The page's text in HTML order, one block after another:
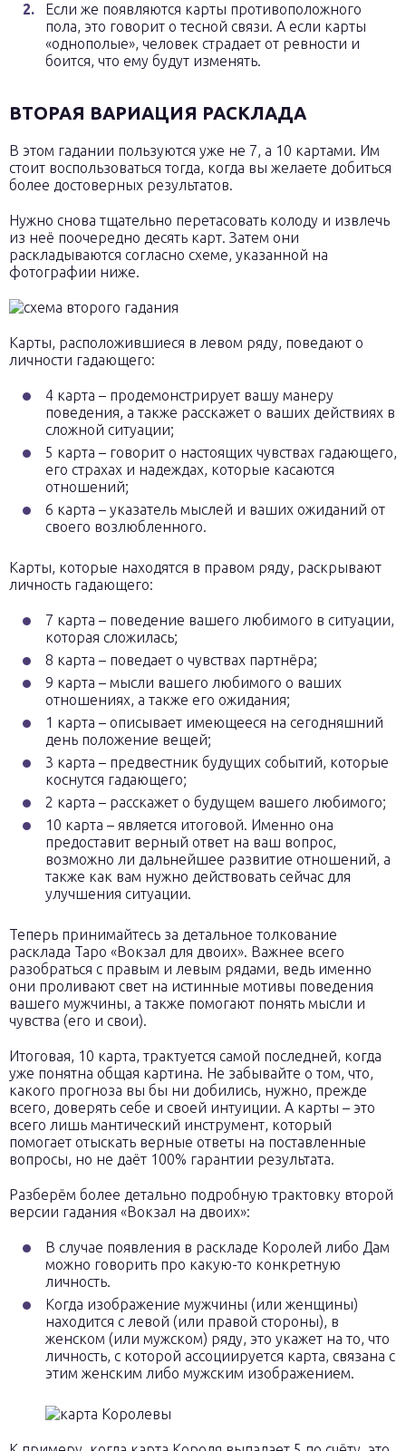
Если же появляются карты противоположного
пола, это говорит о тесной связи. А если карты
«однополые», человек страдает от ревности и
боится, что ему будут изменять.
ВТОРАЯ ВАРИАЦИЯ РАСКЛАДА
В этом гадании пользуются уже не 7, а 10 картами. Им
стоит воспользоваться тогда, когда вы желаете добиться
более достоверных результатов.
Нужно снова тщательно перетасовать колоду и извлечь
из неё поочередно десять карт. Затем они
раскладываются согласно схеме, указанной на
фотографии ниже.
Карты, расположившиеся в левом ряду, поведают о
личности гадающего:
4 карта – продемонстрирует вашу манеру
поведения, а также расскажет о ваших действиях в
сложной ситуации;
5 карта – говорит о настоящих чувствах гадающего,
его страхах и надеждах, которые касаются
отношений;
6 карта – указатель мыслей и ваших ожиданий от
своего возлюбленного.
Карты, которые находятся в правом ряду, раскрывают
личность гадающего:
7 карта – поведение вашего любимого в ситуации,
которая сложилась;
8 карта – поведает о чувствах партнёра;
9 карта – мысли вашего любимого о ваших
отношениях, а также его ожидания;
1 карта – описывает имеющееся на сегодняшний
день положение вещей;
3 карта – предвестник будущих событий, которые
коснутся гадающего;
2 карта – расскажет о будущем вашего любимого;
10 карта – является итоговой. Именно она
предоставит верный ответ на ваш вопрос,
возможно ли дальнейшее развитие отношений, а
также как вам нужно действовать сейчас для
улучшения ситуации.
Теперь принимайтесь за детальное толкование
расклада Таро «Вокзал для двоих». Важнее всего
разобраться с правым и левым рядами, ведь именно
они проливают свет на истинные мотивы поведения
вашего мужчины, а также помогают понять мысли и
чувства (его и свои).
Итоговая, 10 карта, трактуется самой последней, когда
уже понятна общая картина. Не забывайте о том, что,
какого прогноза вы бы ни добились, нужно, прежде
всего, доверять себе и своей интуиции. А карты – это
всего лишь мантический инструмент, который
помогает отыскать верные ответы на поставленные
вопросы, но не даёт 100% гарантии результата.
Разберём более детально подробную трактовку второй
версии гадания «Вокзал на двоих»:
В случае появления в раскладе Королей либо Дам
можно говорить про какую-то конкретную
личность.
Когда изображение мужчины (или женщины)
находится с левой (или правой стороны), в
женском (или мужском) ряду, это укажет на то, что
личность, с которой ассоциируется карта, связана с
этим женским либо мужским изображением.